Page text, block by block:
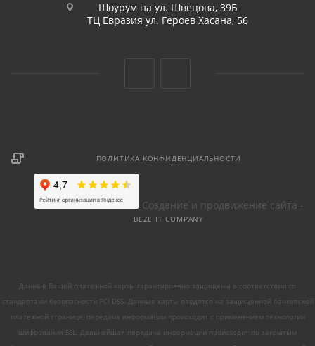
Шоурум на ул. Швецова, 39Б
ТЦ Евразия ул. Героев Хасана, 56
ПОЛИТИКА КОНФИДЕНЦИАЛЬНОСТИ
Создание и продвижение сайта -
BEZE IT COMPANY
Данные Вашей платежной карты гарантировано защищены в соответствии со
стандартами безопасности PCI DSS. Данные карты вводятся на защищенной банковской
платежной странице, передача информации происходит с применением технологии
шифрования SSL. Дальнейшая передача информации происходит по закрытым